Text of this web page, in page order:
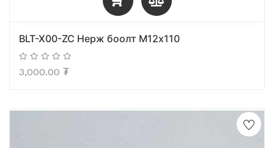
BLT-X00-ZC Нерж боолт М12х110
3,000.00 ₮